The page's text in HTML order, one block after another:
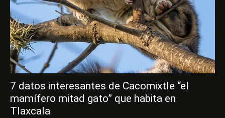
7 datos interesantes de Cacomixtle “el
mamífero mitad gato” que habita en
Tlaxcala